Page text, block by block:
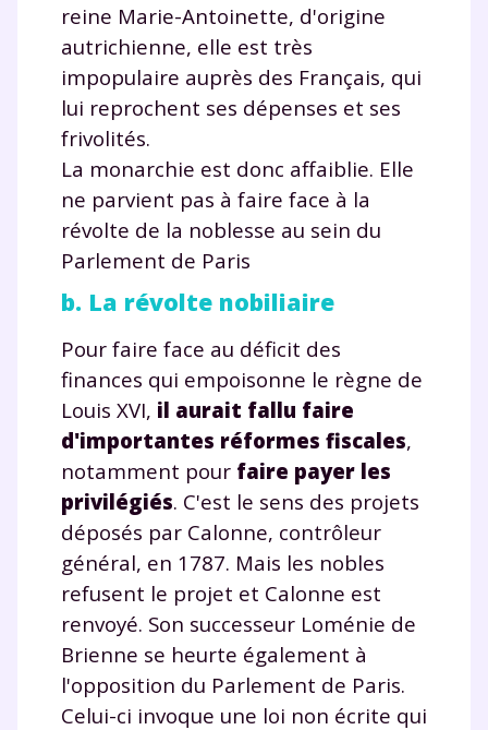
reine Marie-Antoinette, d'origine
autrichienne, elle est très
impopulaire auprès des Français, qui
lui reprochent ses dépenses et ses
frivolités.
La monarchie est donc affaiblie. Elle
ne parvient pas à faire face à la
révolte de la noblesse au sein du
Parlement de Paris
b. La révolte nobiliaire
Pour faire face au déficit des
finances qui empoisonne le règne de
Louis XVI, il aurait fallu faire
d'importantes réformes fiscales,
notamment pour faire payer les
privilégiés. C'est le sens des projets
déposés par Calonne, contrôleur
général, en 1787. Mais les nobles
refusent le projet et Calonne est
renvoyé. Son successeur Loménie de
Brienne se heurte également à
l'opposition du Parlement de Paris.
Celui-ci invoque une loi non écrite qui